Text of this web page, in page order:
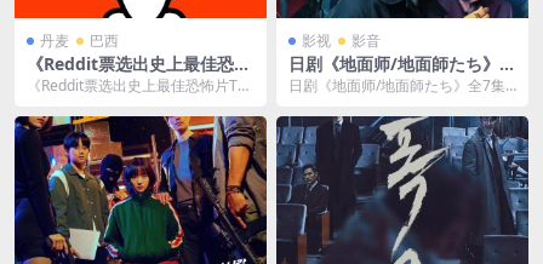
丹麦 巴西
《Reddit票选出史上最佳恐怖
片Top100部》1080P[MKV/5
《Reddit票选出史上最佳恐怖片Top
影视 影音
日剧《地面师/地面師たち》全
7集1080P[MKV/17GB]云网盘
日剧《地面师/地面師たち》全7集1
语发...